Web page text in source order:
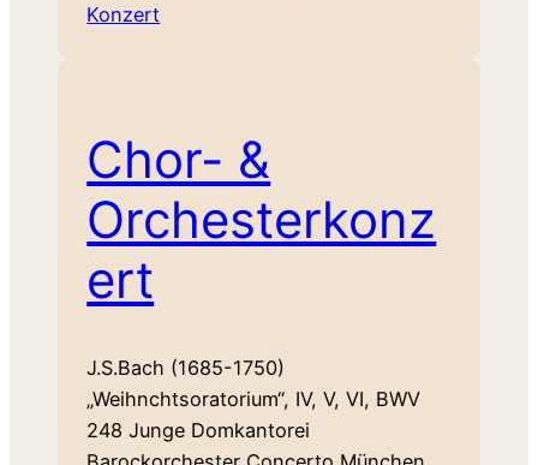
Konzert
Chor- &
Orchesterkonz
ert
J.S.Bach (1685-1750)
„Weihnchtsoratorium“, IV, V, VI, BWV
248 Junge Domkantorei